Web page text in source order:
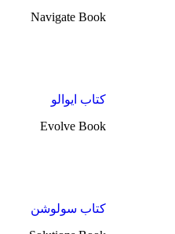
Navigate Book
کتاب ایوالو
Evolve Book
کتاب سولوشن